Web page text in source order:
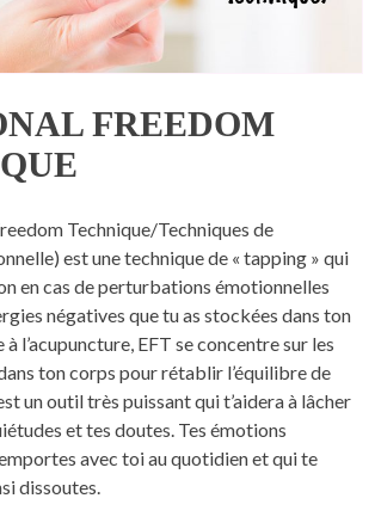
FREEDOM
Technique/Techniques de
est une technique de « tapping » qui
en cas de perturbations émotionnelles
négatives que tu as stockées dans ton
l’acupuncture, EFT se concentre sur les
ton corps pour rétablir l’équilibre de
un outil très puissant qui t’aidera à lâcher
et tes doutes. Tes émotions
avec toi au quotidien et qui te
dissoutes.